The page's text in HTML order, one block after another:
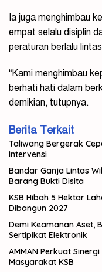
Ia juga menghimbau
empat selalu disiplin
peraturan berlalu
“Kami menghimbau
berhati hati dalam
demikian, tutupnya.
Berita Terkait
Taliwang Bergerak
Intervensi
Bandar Ganja Lintas
Barang Bukti Disita
KSB Hibah 5 Hektar
Dibangun 2027
Demi Keamanan Aset,
Sertipikat Elektronik
AMMAN Perkuat
Masyarakat KSB